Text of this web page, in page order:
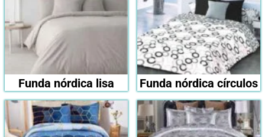
Funda nórdica lisa Funda nórdica círculos